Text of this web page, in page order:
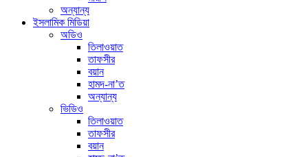
অন্যান্য
ইসলামিক মিডিয়া
অডিও
তিলাওয়াত
তাফসীর
বয়ান
হামদ-না’ত
অন্যান্য
ভিডিও
তিলাওয়াত
তাফসীর
বয়ান